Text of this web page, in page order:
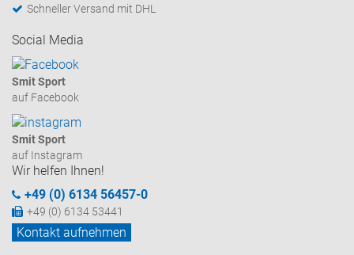
Schneller Versand mit DHL
Social Media
Smit Sport
auf Facebook
Smit Sport
auf Instagram
Wir helfen Ihnen!
+49 (0) 6134 56457-0
+49 (0) 6134 53441
Kontakt aufnehmen